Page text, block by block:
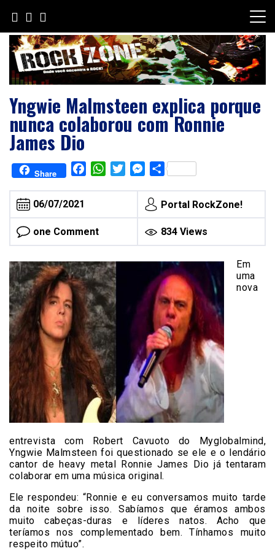
content
Yngwie Malmsteen explica porque
nunca colaborou com Ronnie
James Dio
Share FacebookWhatsAppTwitterMessenger
Share
06/07/2021 Portal RockZone!
one Comment 834 Views
Em
uma
nova
entrevista com Robert Cavuoto do Myglobalmind,
Yngwie Malmsteen foi questionado se ele e o lendário
cantor de heavy metal Ronnie James Dio já tentaram
colaborar em uma música original.
Ele respondeu: “Ronnie e eu conversamos muito tarde
da noite sobre isso. Sabíamos que éramos ambos
muito cabeças-duras e líderes natos. Acho que
teríamos nos complementado bem. Tínhamos muito
respeito mútuo”.